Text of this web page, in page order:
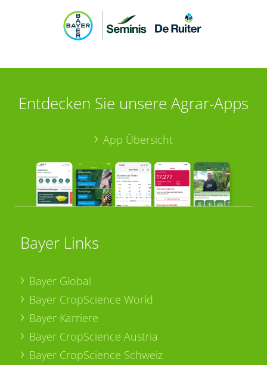
Entdecken Sie unsere Agrar-Apps
App Übersicht
Bayer Links
Bayer Global
Bayer CropScience World
Bayer Karriere
Bayer CropScience Austria
Bayer CropScience Schweiz